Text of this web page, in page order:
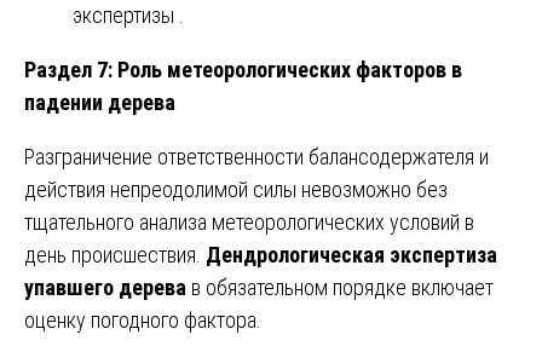
экспертизы .
Раздел 7: Роль метеорологических факторов в
падении дерева
Разграничение ответственности балансодержателя и
действия непреодолимой силы невозможно без
тщательного анализа метеорологических условий в
день происшествия. Дендрологическая экспертиза
упавшего дерева в обязательном порядке включает
оценку погодного фактора.